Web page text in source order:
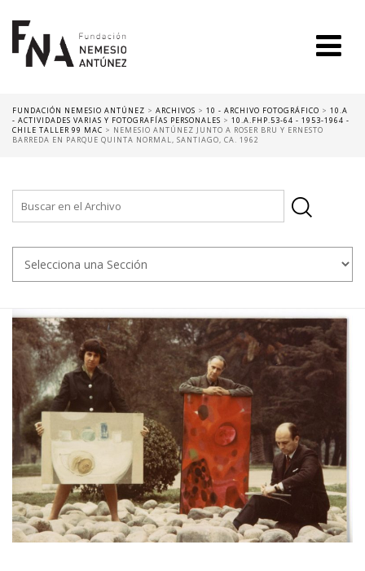
FUNDACIÓN NEMESIO ANTÚNEZ > ARCHIVOS > 10 - ARCHIVO FOTOGRÁFICO > 10.A
- ACTIVIDADES VARIAS Y FOTOGRAFÍAS PERSONALES > 10.A.FHP.53-64 - 1953-1964 -
CHILE TALLER 99 MAC > NEMESIO ANTÚNEZ JUNTO A ROSER BRU Y ERNESTO
BARREDA EN PARQUE QUINTA NORMAL, SANTIAGO, CA. 1962